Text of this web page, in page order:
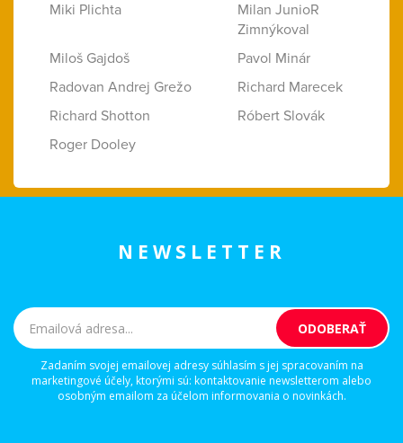
Miki Plichta
Milan JunioR
Zimnýkoval
Miloš Gajdoš
Pavol Minár
Radovan Andrej Grežo
Richard Marecek
Richard Shotton
Róbert Slovák
Roger Dooley
NEWSLETTER
Zadaním svojej emailovej adresy súhlasím s jej spracovaním na
marketingové účely, ktorými sú: kontaktovanie newsletterom alebo
osobným emailom za účelom informovania o novinkách.